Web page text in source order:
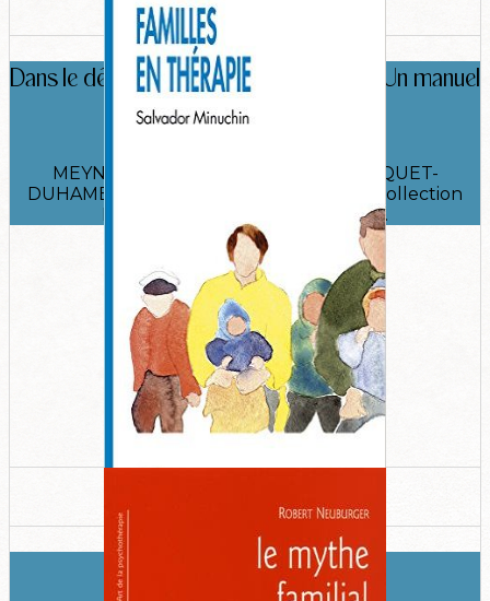
Dans le dédale des thérapies familiales, Un manuel
systémique
MEYNCKENS-FOUREZ Muriel, HENRIQUET-
DUHAMEL Marie-Cécile, Toulouse, Érès, collection
Relations, 2011 (1re édition, 2005).
Familles en thérapie